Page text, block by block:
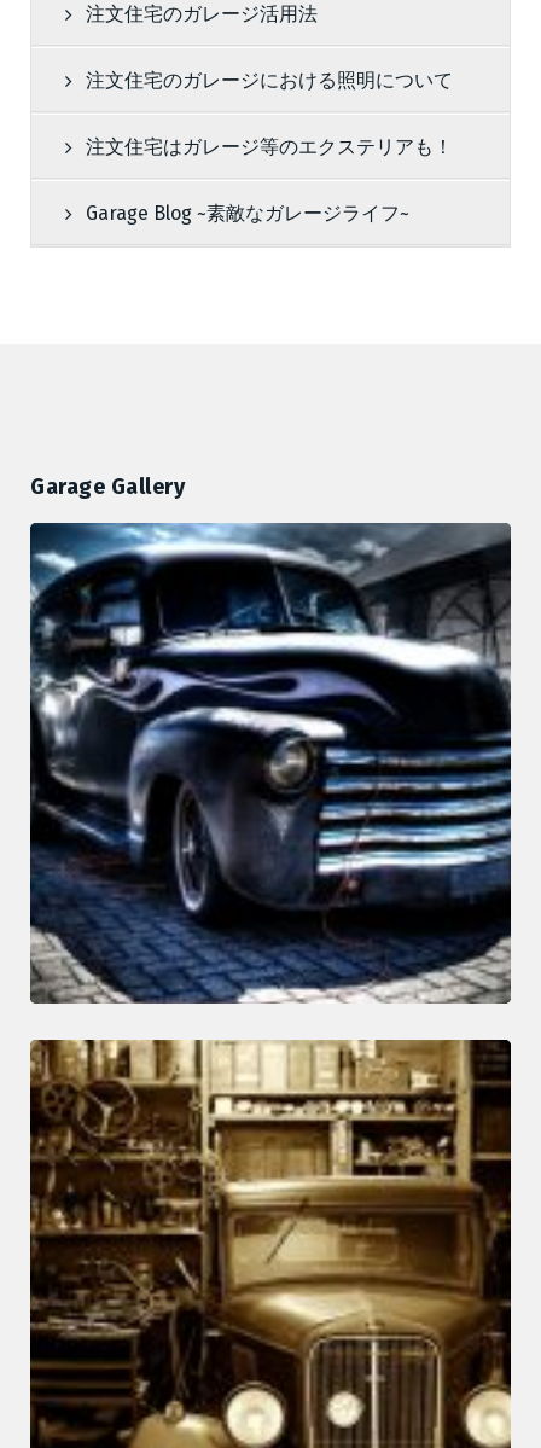
注文住宅のガレージ活用法
注文住宅のガレージにおける照明について
注文住宅はガレージ等のエクステリアも！
Garage Blog ~素敵なガレージライフ~
Garage Gallery